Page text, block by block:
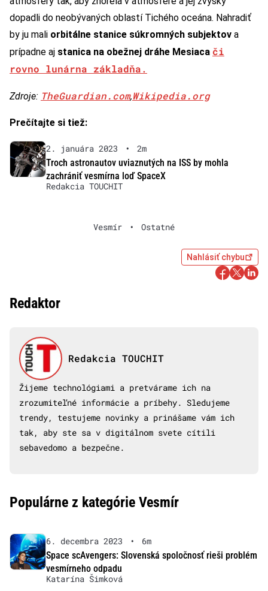
dopadli do neobývaných oblastí Tichého oceána. Nahradiť
by ju mali orbitálne stanice súkromných subjektov a
prípadne aj stanica na obežnej dráhe Mesiaca či
rovno lunárna základňa.
Zdroje: TheGuardian.com,Wikipedia.org
Prečítajte si tiež:
2. januára 2023 •
2m
Troch astronautov uviaznutých na ISS by mohla
zachrániť vesmírna loď SpaceX
Redakcia TOUCHIT
Vesmír • Ostatné
Nahlásiť chybu
Redaktor
Redakcia TOUCHIT
Žijeme technológiami a pretvárame ich na
zrozumiteľné informácie a príbehy. Sledujeme
trendy, testujeme novinky a prinášame vám ich
tak, aby ste sa v digitálnom svete cítili
sebavedomo a bezpečne.
Populárne z kategórie Vesmír
6. decembra 2023 •
6m
Space scAvengers: Slovenská spoločnosť rieši problém
vesmírneho odpadu
Katarína Šimková